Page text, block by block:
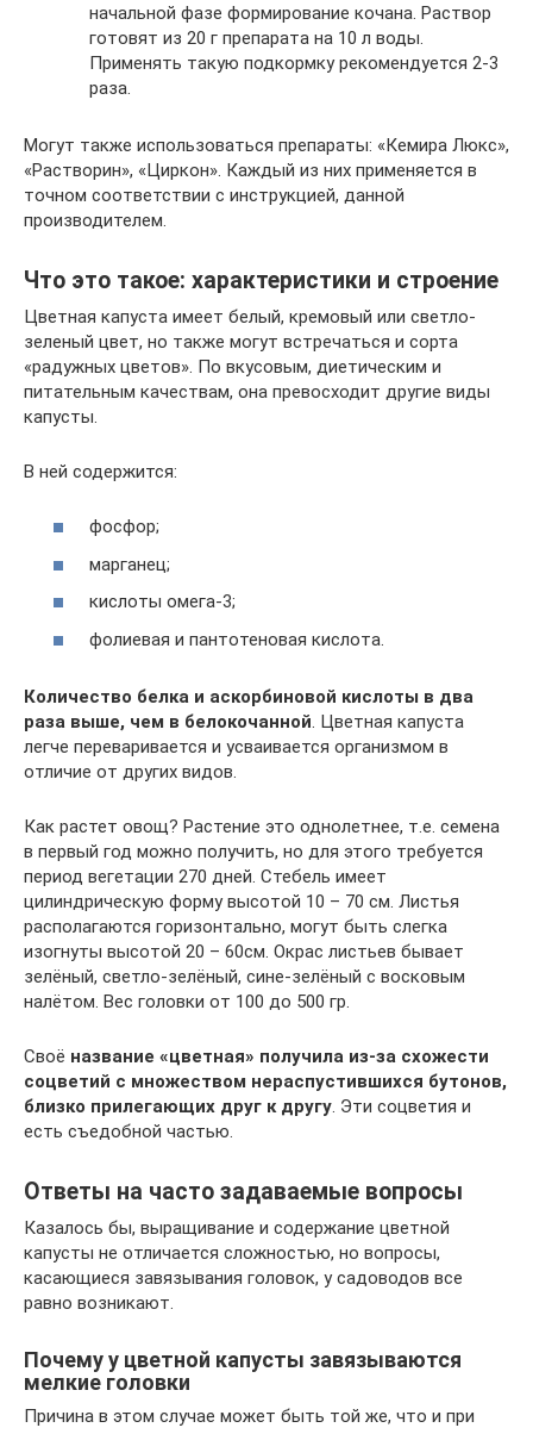
начальной фазе формирование кочана. Раствор
готовят из 20 г препарата на 10 л воды.
Применять такую подкормку рекомендуется 2-3
раза.
Могут также использоваться препараты: «Кемира Люкс»,
«Растворин», «Циркон». Каждый из них применяется в
точном соответствии с инструкцией, данной
производителем.
Что это такое: характеристики и строение
Цветная капуста имеет белый, кремовый или светло-
зеленый цвет, но также могут встречаться и сорта
«радужных цветов». По вкусовым, диетическим и
питательным качествам, она превосходит другие виды
капусты.
В ней содержится:
фосфор;
марганец;
кислоты омега-3;
фолиевая и пантотеновая кислота.
Количество белка и аскорбиновой кислоты в два
раза выше, чем в белокочанной . Цветная капуста
легче переваривается и усваивается организмом в
отличие от других видов.
Как растет овощ? Растение это однолетнее, т.е. семена
в первый год можно получить, но для этого требуется
период вегетации 270 дней. Стебель имеет
цилиндрическую форму высотой 10 – 70 см. Листья
располагаются горизонтально, могут быть слегка
изогнуты высотой 20 – 60см. Окрас листьев бывает
зелёный, светло-зелёный, сине-зелёный с восковым
налётом. Вес головки от 100 до 500 гр.
Своё название «цветная» получила из-за схожести
соцветий с множеством нераспустившихся бутонов,
близко прилегающих друг к другу . Эти соцветия и
есть съедобной частью.
Ответы на часто задаваемые вопросы
Казалось бы, выращивание и содержание цветной
капусты не отличается сложностью, но вопросы,
касающиеся завязывания головок, у садоводов все
равно возникают.
Почему у цветной капусты завязываются
мелкие головки
Причина в этом случае может быть той же, что и при